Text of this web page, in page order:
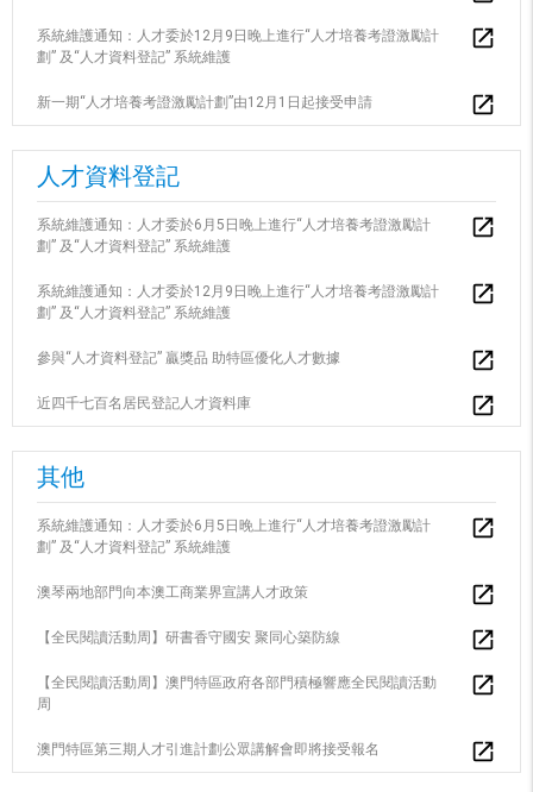
系統維護通知：人才委於12月9日晚上進行“人才培養考證激勵計
劃” 及“人才資料登記” 系統維護
新一期“人才培養考證激勵計劃”由12月1日起接受申請
人才資料登記
系統維護通知：人才委於6月5日晚上進行“人才培養考證激勵計
劃” 及“人才資料登記” 系統維護
系統維護通知：人才委於12月9日晚上進行“人才培養考證激勵計
劃” 及“人才資料登記” 系統維護
參與“人才資料登記” 贏獎品 助特區優化人才數據
近四千七百名居民登記人才資料庫
其他
系統維護通知：人才委於6月5日晚上進行“人才培養考證激勵計
劃” 及“人才資料登記” 系統維護
澳琴兩地部門向本澳工商業界宣講人才政策
【全民閱讀活動周】研書香守國安 聚同心築防線
【全民閱讀活動周】澳門特區政府各部門積極響應全民閱讀活動
周
澳門特區第三期人才引進計劃公眾講解會即將接受報名